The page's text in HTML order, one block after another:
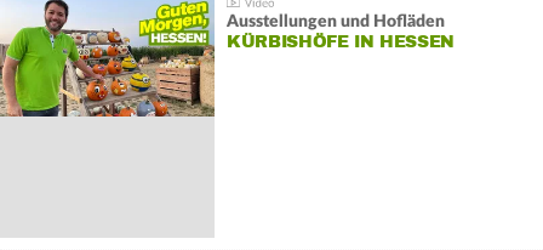
Ausstellungen und Hofläden
KÜRBISHÖFE IN HESSEN